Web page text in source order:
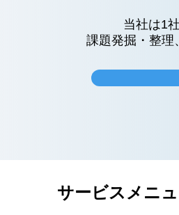
当社は1
課題発掘・整理
サービスメニ